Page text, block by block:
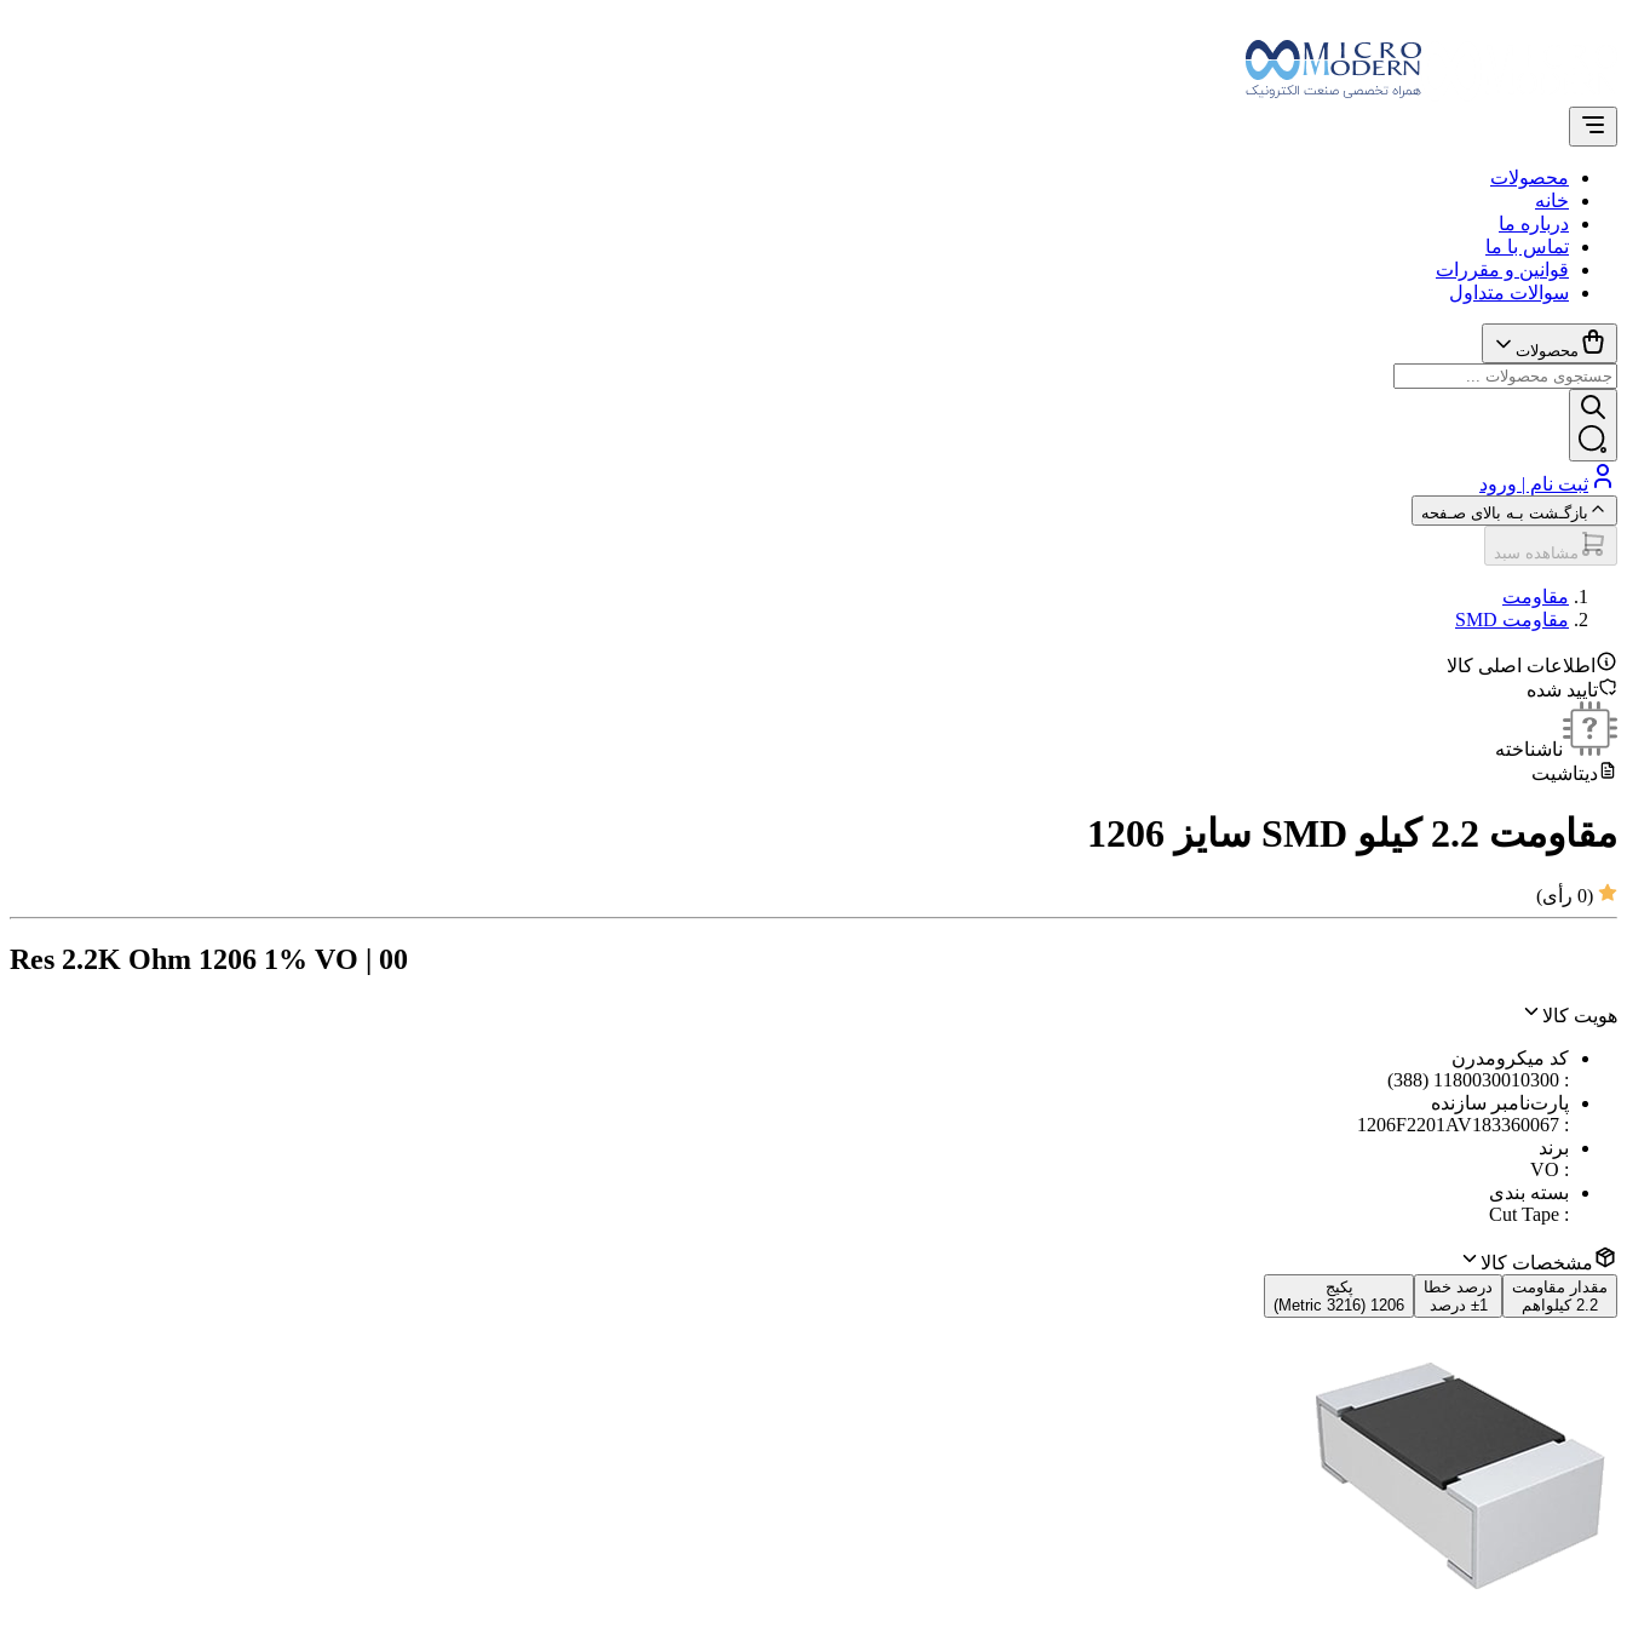
محصولات
خانه
درباره ما
تماس با ما
قوانین و مقررات
سوالات متداول
محصولات
ثبت نام | ورود
بازگـشت بـه بالای صـفحه
مشاهده سبد
مقاومت‌
مقاومت SMD
اطلاعات اصلی کالا
تایید شده
ناشناخته
دیتاشیت
مقاومت 2.2 کیلو SMD سایز 1206
(
0 رأی)
Res 2.2K Ohm 1206 1% VO | 00
هویت کالا
کد میکرومدرن
:
1180030010300 (388)
پارت‌نامبر سازنده
:
1206F2201AV183360067
برند
:
VO
بسته بندی
:
Cut Tape
مشخصات کالا
مقدار مقاومت
2.2 کیلواهم
درصد خطا
±1 درصد
پکیج
1206 (3216 Metric)